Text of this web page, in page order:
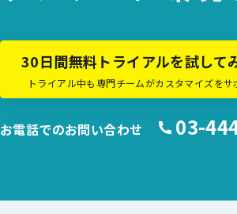
30日間無料トライアルを試して
トライアル中も専門チームがカスタマイズをサ
お電話でのお問い合わせ 03-